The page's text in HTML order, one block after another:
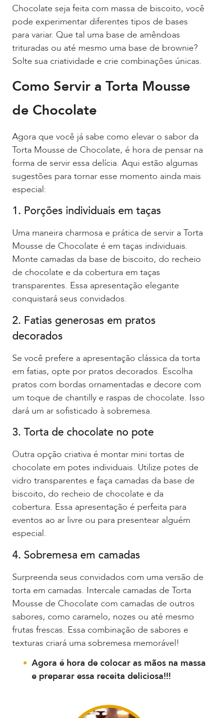
Chocolate seja feita com massa de biscoito, você
pode experimentar diferentes tipos de bases
para variar. Que tal uma base de amêndoas
trituradas ou até mesmo uma base de brownie?
Solte sua criatividade e crie combinações únicas.
Como Servir a Torta Mousse
de Chocolate
Agora que você já sabe como elevar o sabor da
Torta Mousse de Chocolate, é hora de pensar na
forma de servir essa delícia. Aqui estão algumas
sugestões para tornar esse momento ainda mais
especial:
1. Porções individuais em taças
Uma maneira charmosa e prática de servir a Torta
Mousse de Chocolate é em taças individuais.
Monte camadas da base de biscoito, do recheio
de chocolate e da cobertura em taças
transparentes. Essa apresentação elegante
conquistará seus convidados.
2. Fatias generosas em pratos
decorados
Se você prefere a apresentação clássica da torta
em fatias, opte por pratos decorados. Escolha
pratos com bordas ornamentadas e decore com
um toque de chantilly e raspas de chocolate. Isso
dará um ar sofisticado à sobremesa.
3. Torta de chocolate no pote
Outra opção criativa é montar mini tortas de
chocolate em potes individuais. Utilize potes de
vidro transparentes e faça camadas da base de
biscoito, do recheio de chocolate e da
cobertura. Essa apresentação é perfeita para
eventos ao ar livre ou para presentear alguém
especial.
4. Sobremesa em camadas
Surpreenda seus convidados com uma versão de
torta em camadas. Intercale camadas de Torta
Mousse de Chocolate com camadas de outros
sabores, como caramelo, nozes ou até mesmo
frutas frescas. Essa combinação de sabores e
texturas criará uma sobremesa memorável!
Agora é hora de colocar as mãos na massa
e preparar essa receita deliciosa!!!